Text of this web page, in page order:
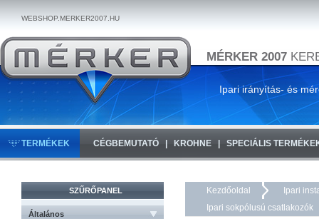
WEBSHOP.MERKER2007.HU
MÉRKER 2007
Ipari irányítás- és
TERMÉKEK CÉGBEMUTATÓ KROHNE SPECIÁLIS
Kezdőoldal
Ipari
Ipari sokpólusú csatlakozók
SZŰRŐPANEL
Általános